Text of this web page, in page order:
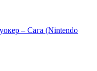
– Сага (Nintendo